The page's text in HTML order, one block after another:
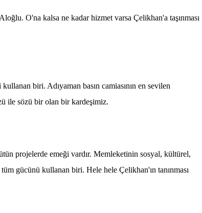
O'na kalsa ne kadar hizmet varsa Çelikhan'a taşınması
biri. Adıyaman basın camiasının en sevilen
ile sözü bir olan bir kardeşimiz.
emeği vardır. Memleketinin sosyal, kültürel,
gücünü kullanan biri. Hele hele Çelikhan'ın tanınması